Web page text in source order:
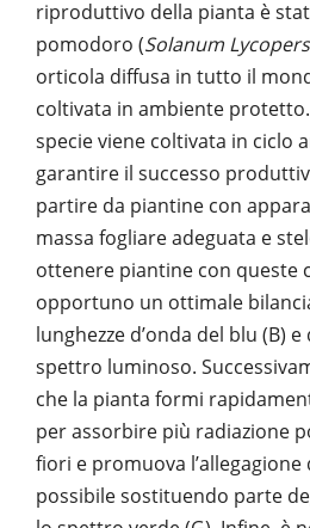
riproduttivo della pianta è
pomodoro (Solanum
orticola diffusa in tutto il
coltivata in ambiente
specie viene coltivata in ciclo
garantire il successo
partire da piantine con
massa fogliare adeguata e
ottenere piantine con queste
opportuno un ottimale
lunghezze d’onda del blu (B)
spettro luminoso.
che la pianta formi
per assorbire più radiazione
fiori e promuova
possibile sostituendo parte